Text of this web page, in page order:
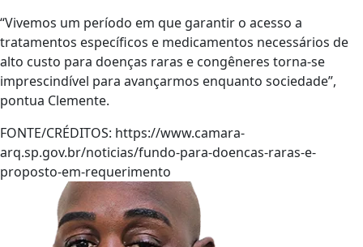
“Vivemos um período em que garantir o acesso a
tratamentos específicos e medicamentos necessários de
alto custo para doenças raras e congêneres torna-se
imprescindível para avançarmos enquanto sociedade”,
pontua Clemente.
FONTE/CRÉDITOS: https://www.camara-
arq.sp.gov.br/noticias/fundo-para-doencas-raras-e-
proposto-em-requerimento